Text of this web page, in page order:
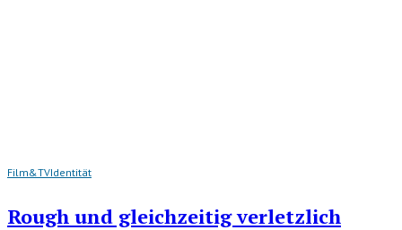
Film&TVIdentität
Rough und gleichzeitig verletzlich